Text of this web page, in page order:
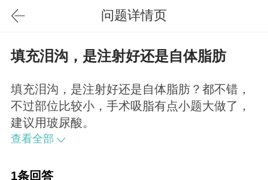
问题详情页
填充泪沟，是注射好还是自体脂肪
填充泪沟，是注射好还是自体脂肪？都不错，
不过部位比较小，手术吸脂有点小题大做了，
建议用玻尿酸。
查看全部
1条回答